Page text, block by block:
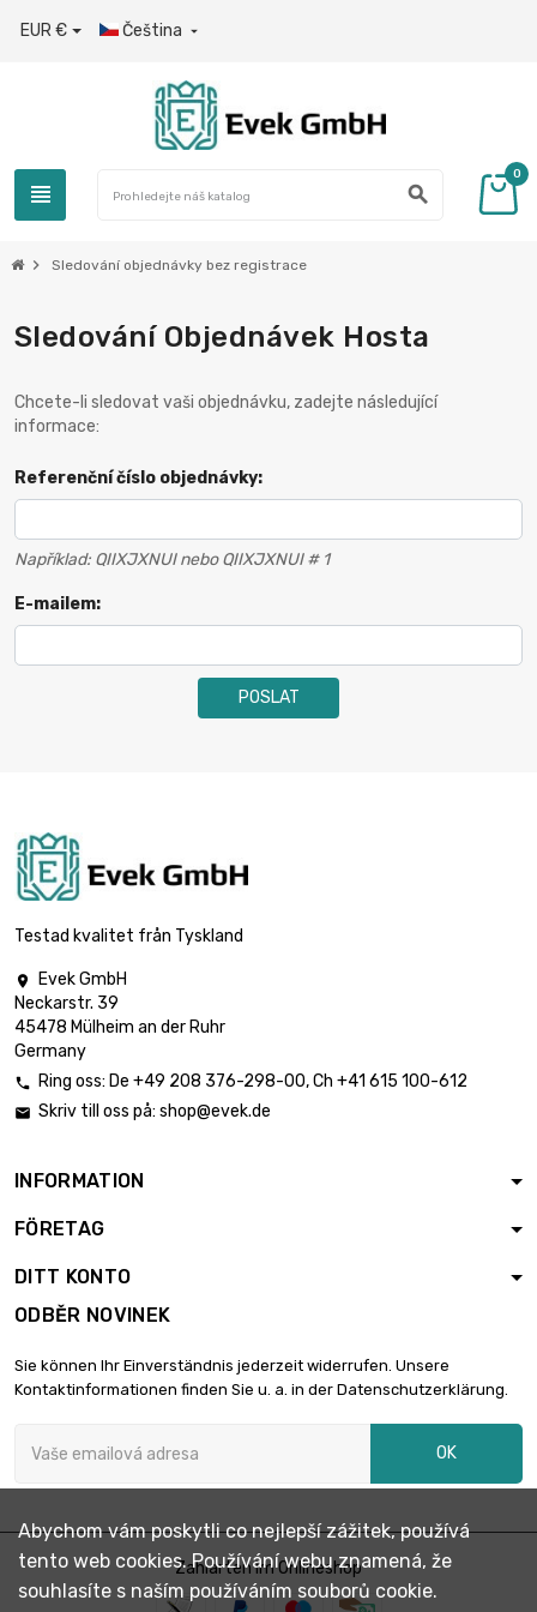
EUR € Čeština 
view_headline search
0
chevron_right Sledování objednávky bez registrace
Sledování Objednávek Hosta
Chcete-li sledovat vaši objednávku, zadejte následující
informace:
Referenční číslo objednávky:
Například: QIIXJXNUI nebo QIIXJXNUI # 1
E-mailem:
POSLAT
Testad kvalitet från Tyskland

Evek GmbH
Neckarstr. 39
45478 Mülheim an der Ruhr
Germany
 Ring oss: De +49 208 376-298-00, Ch +41 615 100-612
 Skriv till oss på: shop@evek.de
INFORMATION
FÖRETAG
DITT KONTO
ODBĚR NOVINEK
Sie können Ihr Einverständnis jederzeit widerrufen. Unsere
Kontaktinformationen finden Sie u. a. in der Datenschutzerklärung.
OK
Zahlarten im Onlineshop
Abychom vám poskytli co nejlepší zážitek, používá
tento web cookies. Používání webu znamená, že
souhlasíte s naším používáním souborů cookie.